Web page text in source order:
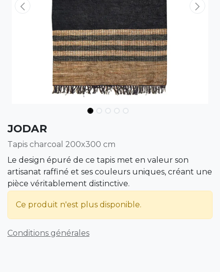
JODAR
Tapis charcoal 200x300 cm
Le design épuré de ce tapis met en valeur son
artisanat raffiné et ses couleurs uniques, créant une
pièce véritablement distinctive.
Ce produit n'est plus disponible.
Conditions générales